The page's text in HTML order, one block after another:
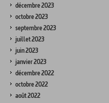
décembre 2023
octobre 2023
septembre 2023
juillet 2023
juin 2023
janvier 2023
décembre 2022
octobre 2022
août 2022